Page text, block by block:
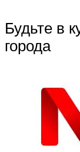
Будьте в
города